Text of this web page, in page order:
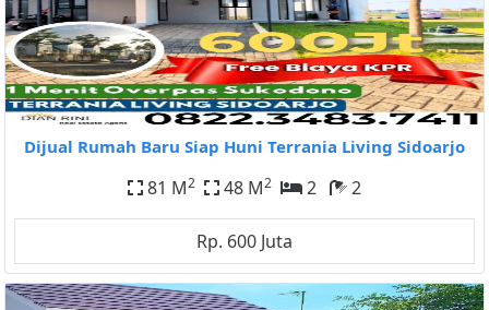
Dijual Rumah Baru Siap Huni Terrania Living Sidoarjo
81 M2 48 M2 2 2
Rp. 600 Juta